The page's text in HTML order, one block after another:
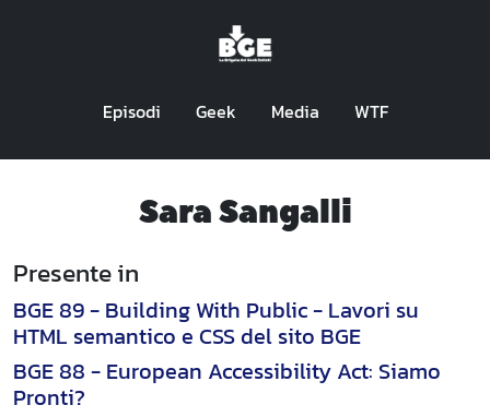
Episodi Geek Media WTF
Sara Sangalli
Presente in
BGE 89 - Building With Public - Lavori su
HTML semantico e CSS del sito BGE
BGE 88 - European Accessibility Act: Siamo
Pronti?